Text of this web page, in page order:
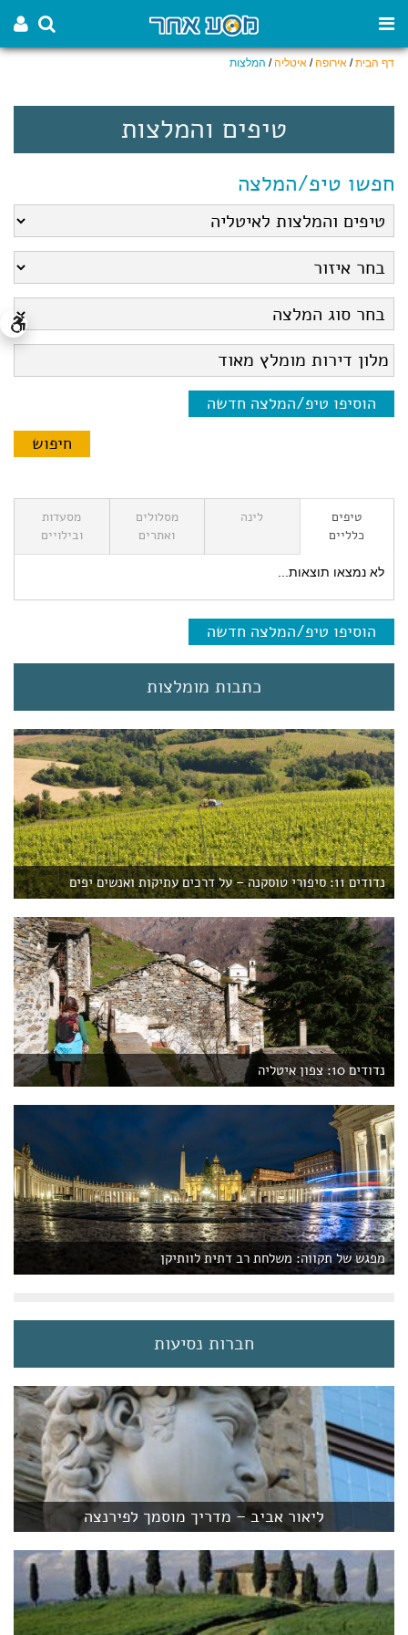
דף הבית/ אירופה/ איטליה/ המלצות
טיפים והמלצות
חפשו טיפ/המלצה
הוסיפו טיפ/המלצה חדשה
טיפים
כלליים
לינה
מסלולים
ואתרים
מסעדות
ובילויים
לא נמצאו תוצאות...
הוסיפו טיפ/המלצה חדשה
כתבות מומלצות
נדודים 11: סיפורי טוסקנה – על דרכים עתיקות ואנשים יפים
נדודים 10: צפון איטליה
מפגש של תקווה: משלחת רב דתית לוותיקן
חברות נסיעות
ליאור אביב – מדריך מוסמך לפירנצה